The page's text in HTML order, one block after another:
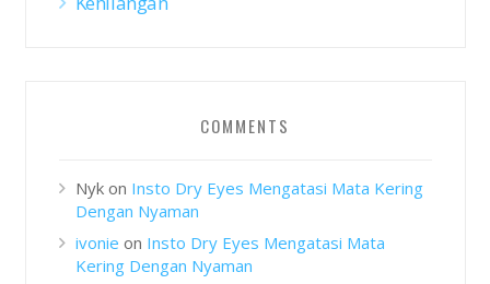
COMMENTS
Nykon Insto Dry Eyes Mengatasi Mata Kering
Dengan Nyaman
ivonie on Insto Dry Eyes Mengatasi Mata
Kering Dengan Nyaman